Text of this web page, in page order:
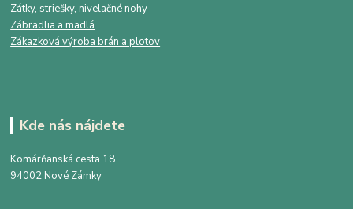
Zátky, striešky, nivelačné nohy
Zábradlia a madlá
Zákazková výroba brán a plotov
Kde nás nájdete
Komárňanská cesta 18
94002 Nové Zámky